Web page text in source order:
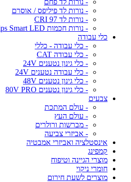
- נורות לד פחם
- נורות לד פיליפס / אוסרם
- נורות לד CRI 97
- נורות חכמות Philips Smart LED
כלי עבודה
- כלי עבודה - כללי
- כלי עבודה CAT
- כלי גינון נטענים 24V
- כלי עבודה נטענים 24V
- כלי גינון נטענים 48V
- כלי גינון נטענים 80V PRO
צבעים
- עולם המתכת
- עולם העץ
- מברשות ורולרים
- אביזרי צביעה
אינסטלציה ואביזרי אמבטיה
קמפינג
מוצרי הגיינה וטיפוח
חומרי ניקוי
מוצרים לשעת חירום